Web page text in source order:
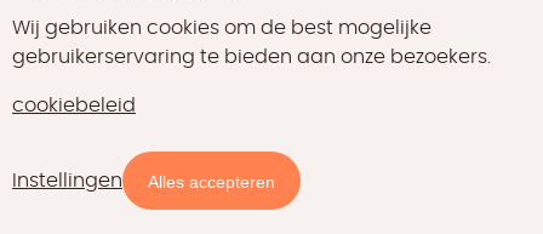
Kaart
8.9 Uitmuntend
(161)
Sant Arcangelo di Magione (PG) in Umbrië
Wij gebruiken cookies om de best mogelijke
gebruikerservaring te bieden aan onze bezoekers.
cookiebeleid
Instellingen Alles accepteren